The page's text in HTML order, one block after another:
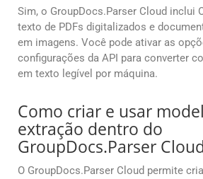
Sim, o GroupDocs.Parser Cloud inclui
texto de PDFs digitalizados e
em imagens. Você pode ativar as
configurações da API para converter
em texto legível por máquina.
Como criar e usar
extração dentro do
GroupDocs.Parser
O GroupDocs.Parser Cloud permite